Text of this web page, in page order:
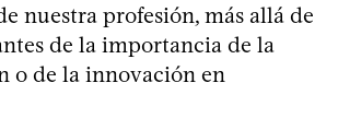
nuestra profesión, más allá de
de la importancia de la
o de la innovación en